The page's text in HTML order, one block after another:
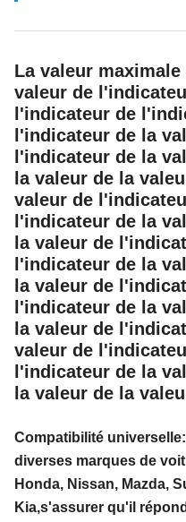
La valeur
valeur de
l'indicateur de
l'indicateur de la
l'indicateur de la
la valeur de la
valeur de
l'indicateur de la
la valeur de
l'indicateur de la
la valeur de
l'indicateur de la
la valeur de
valeur de
l'indicateur de la
la valeur de la
Compatibilité
diverses marques de
Honda, Nissan, Mazda,
Kia,s'assurer qu'il